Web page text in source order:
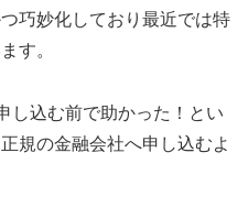
巧妙化しており最近では特
す。
し込む前で助かった！とい
規の金融会社へ申し込むよ